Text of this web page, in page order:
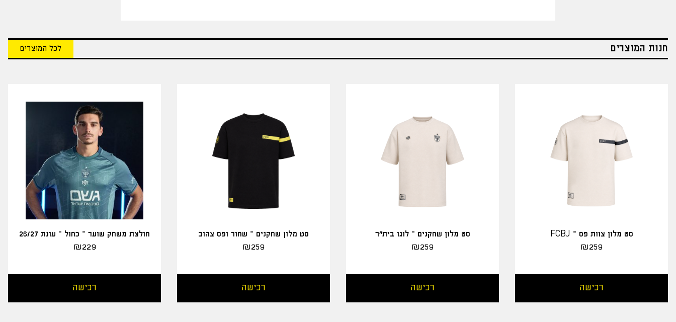
חנות המוצרים לכל המוצרים
סט מלון צוות פס – FCBJ
₪259
רכישה
סט מלון שחקנים – לוגו בית"ר
₪259
רכישה
סט מלון שחקנים – שחור ופס צהוב
₪259
רכישה
חולצת משחק שוער – כחול – עונת 26/27
₪229
רכישה